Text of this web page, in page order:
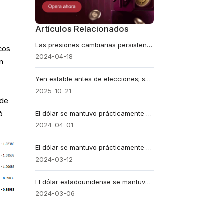
Artículos Relacionados
Las presiones cambiarias persisten el jueves
2024-04-18
Yen estable antes de elecciones; suben precios del gas en EE. UU.
2025-10-21
El dólar se mantuvo prácticamente estable el lunes
2024-04-01
El dólar se mantuvo prácticamente estable el martes
2024-03-12
El dólar estadounidense se mantuvo prácticamente estable el miércoles
2024-03-06